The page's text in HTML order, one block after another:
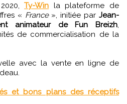
2020,Ty-Win la plateforme de
« France», initiée par Jean-
animateur de Fun Breizh
de commercialisation de la
avec la vente en ligne de
et bons plans des réceptifs